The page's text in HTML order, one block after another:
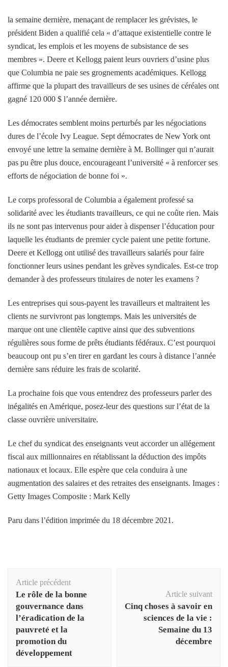
la semaine dernière, menaçant de remplacer les grévistes, le
président Biden a qualifié cela « d’attaque existentielle contre le
syndicat, les emplois et les moyens de subsistance de ses
membres ». Deere et Kellogg paient leurs ouvriers d’usine plus
que Columbia ne paie ses grognements académiques. Kellogg
affirme que la plupart des travailleurs de ses usines de céréales ont
gagné 120 000 $ l’année dernière.
Les démocrates semblent moins perturbés par les négociations
dures de l’école Ivy League. Sept démocrates de New York ont ​​
envoyé une lettre la semaine dernière à M. Bollinger qui n’aurait
pas pu être plus douce, encourageant l’université « à renforcer ses
efforts de négociation de bonne foi ».
Le corps professoral de Columbia a également professé sa
solidarité avec les étudiants travailleurs, ce qui ne coûte rien. Mais
ils ne sont pas intervenus pour aider à dispenser l’éducation pour
laquelle les étudiants de premier cycle paient une petite fortune.
Deere et Kellogg ont utilisé des travailleurs salariés pour faire
fonctionner leurs usines pendant les grèves syndicales. Est-ce trop
demander à des professeurs titulaires de noter les examens ?
Les entreprises qui sous-payent les travailleurs et maltraitent les
clients ne survivront pas longtemps. Mais les universités de
marque ont une clientèle captive ainsi que des subventions
régulières sous forme de prêts étudiants fédéraux. C’est pourquoi
beaucoup ont pu s’en tirer en gardant les cours à distance l’année
dernière sans réduire les frais de scolarité.
La prochaine fois que vous entendrez des professeurs parler des
inégalités en Amérique, posez-leur des questions sur l’état de la
classe ouvrière universitaire.
Le chef du syndicat des enseignants veut accorder un allégement
fiscal aux millionnaires en rétablissant la déduction des impôts
nationaux et locaux. Elle espère que cela conduira à une
augmentation des salaires et des retraites des enseignants. Images :
Getty Images Composite : Mark Kelly
Paru dans l’édition imprimée du 18 décembre 2021.
d'article
Article précédent
Le rôle de la bonne
gouvernance dans
l’éradication de la
pauvreté et la
promotion du
développement
Article suivant
Cinq choses à savoir en
sciences de la vie :
Semaine du 13
décembre